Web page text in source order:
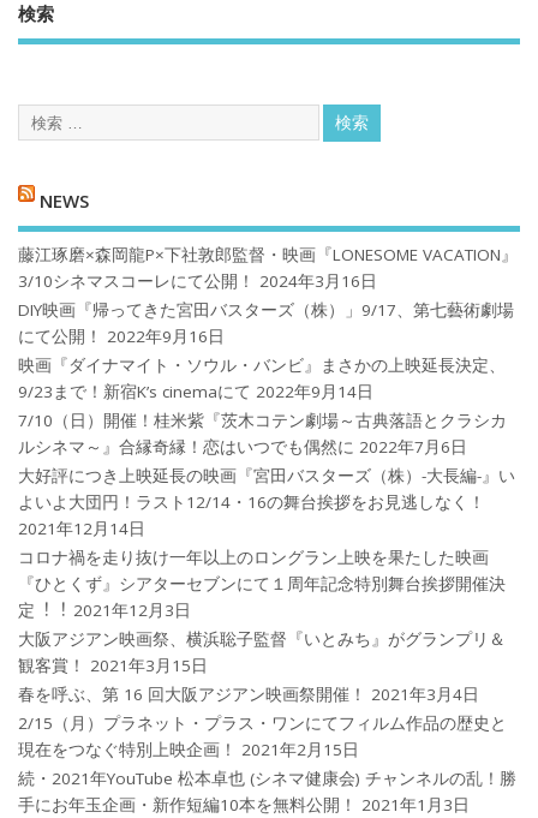
検索
NEWS
藤江琢磨×森岡龍P×下社敦郎監督・映画『LONESOME VACATION』
3/10シネマスコーレにて公開！
2024年3月16日
DIY映画『帰ってきた宮田バスターズ（株）」9/17、第七藝術劇場
にて公開！
2022年9月16日
映画『ダイナマイト・ソウル・バンビ』まさかの上映延長決定、
9/23まで！新宿K’s cinemaにて 2022年9月14日
7/10（日）開催！桂米紫『茨木コテン劇場～古典落語とクラシカ
ルシネマ～』合縁奇縁！恋はいつでも偶然に 2022年7月6日
大好評につき上映延長の映画『宮田バスターズ（株）-大長編-』い
よいよ大団円！ラスト12/14・16の舞台挨拶をお見逃しなく！
2021年12月14日
コロナ禍を⾛り抜け⼀年以上のロングラン上映を果たした映画
『ひとくず』シアターセブンにて１周年記念特別舞台挨拶開催決
定︕︕ 2021年12月3日
大阪アジアン映画祭、横浜聡子監督『いとみち』がグランプリ＆
観客賞！
2021年3月15日
春を呼ぶ、第 16 回大阪アジアン映画祭開催！
2021年3月4日
2/15（月）プラネット・プラス・ワンにてフィルム作品の歴史と
現在をつなぐ特別上映企画！
2021年2月15日
続・2021年YouTube 松本卓也 (シネマ健康会) チャンネルの乱！勝
手にお年玉企画・新作短編10本を無料公開！
2021年1月3日